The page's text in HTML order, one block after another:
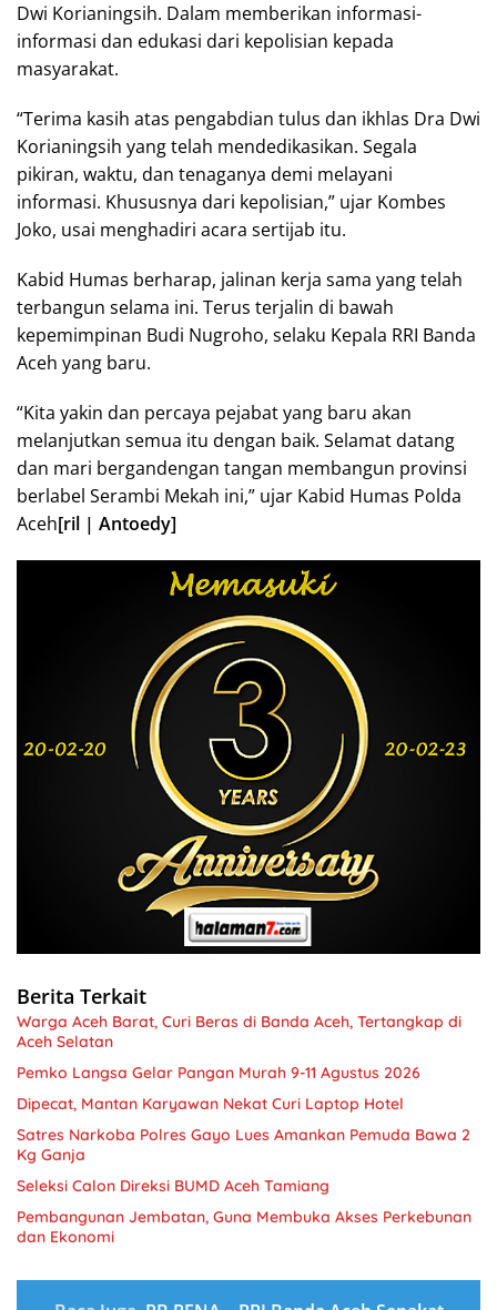
Dwi Korianingsih. Dalam memberikan informasi-
informasi dan edukasi dari kepolisian kepada
masyarakat.
“Terima kasih atas pengabdian tulus dan ikhlas Dra Dwi
Korianingsih yang telah mendedikasikan. Segala
pikiran, waktu, dan tenaganya demi melayani
informasi. Khususnya dari kepolisian,” ujar Kombes
Joko, usai menghadiri acara sertijab itu.
Kabid Humas berharap, jalinan kerja sama yang telah
terbangun selama ini. Terus terjalin di bawah
kepemimpinan Budi Nugroho, selaku Kepala RRI Banda
Aceh yang baru.
“Kita yakin dan percaya pejabat yang baru akan
melanjutkan semua itu dengan baik. Selamat datang
dan mari bergandengan tangan membangun provinsi
berlabel Serambi Mekah ini,” ujar Kabid Humas Polda
Aceh[ril | Antoedy]
Berita Terkait
Warga Aceh Barat, Curi Beras di Banda Aceh, Tertangkap di
Aceh Selatan
Pemko Langsa Gelar Pangan Murah 9-11 Agustus 2026
Dipecat, Mantan Karyawan Nekat Curi Laptop Hotel
Satres Narkoba Polres Gayo Lues Amankan Pemuda Bawa 2
Kg Ganja
Seleksi Calon Direksi BUMD Aceh Tamiang
Pembangunan Jembatan, Guna Membuka Akses Perkebunan
dan Ekonomi